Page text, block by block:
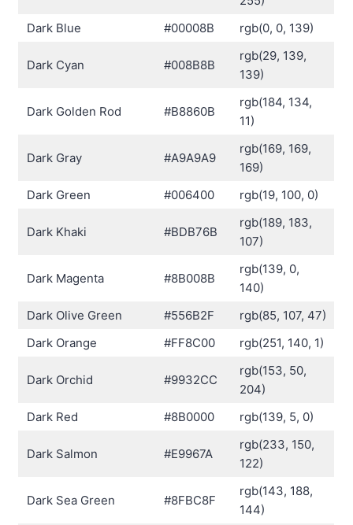
Dark Blue
#00008B rgb(0, 0, 139)
Dark Cyan #008B8B
rgb(29, 139,
139)
Dark Golden Rod #B8860B
rgb(184, 134,
11)
Dark Gray #A9A9A9
rgb(169, 169,
169)
Dark Green
#006400 rgb(19, 100, 0)
Dark Khaki #BDB76B
rgb(189, 183,
107)
Dark Magenta #8B008B
rgb(139, 0,
140)
Dark Olive Green
#556B2F
rgb(85, 107, 47)
Dark Orange
#FF8C00 rgb(251, 140, 1)
Dark Orchid #9932CC
rgb(153, 50,
204)
Dark Red
#8B0000 rgb(139, 5, 0)
Dark Salmon #E9967A
rgb(233, 150,
122)
Dark Sea Green #8FBC8F
rgb(143, 188,
144)